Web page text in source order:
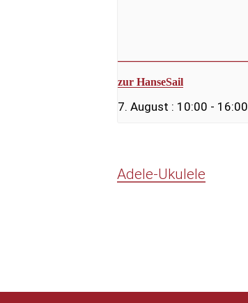
zur HanseSail
7. August : 10:00 - 16:00
Adele-Ukulele